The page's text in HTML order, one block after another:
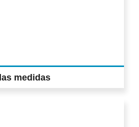
medidas